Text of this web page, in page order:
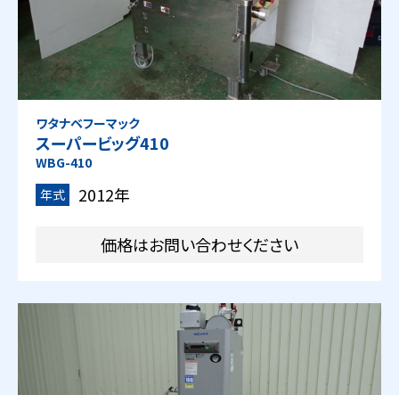
ワタナベフーマック
スーパービッグ410
WBG-410
年式
2012年
価格はお問い合わせください